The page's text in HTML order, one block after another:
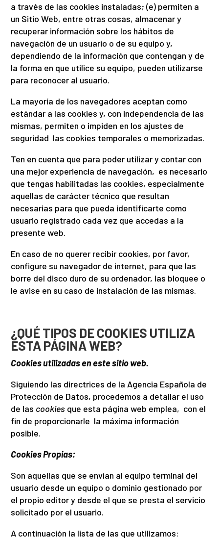
a través de las cookies instaladas; (e) permiten a
un Sitio Web, entre otras cosas, almacenar y
recuperar información sobre los hábitos de
navegación de un usuario o de su equipo y,
dependiendo de la información que contengan y de
la forma en que utilice su equipo, pueden utilizarse
para reconocer al usuario.
La mayoría de los navegadores aceptan como
estándar a las cookies y, con independencia de las
mismas, permiten o impiden en los ajustes de
seguridad las cookies temporales o memorizadas.
Ten en cuenta que para poder utilizar y contar con
una mejor experiencia de navegación, es necesario
que tengas habilitadas las cookies, especialmente
aquellas de carácter técnico que resultan
necesarias para que pueda identificarte como
usuario registrado cada vez que accedas a la
presente web.
En caso de no querer recibir cookies, por favor,
configure su navegador de internet, para que las
borre del disco duro de su ordenador, las bloquee o
le avise en su caso de instalación de las mismas.
¿QUÉ TIPOS DE COOKIES UTILIZA
ESTA PÁGINA WEB?
Cookies utilizadas en este sitio web.
Siguiendo las directrices de la Agencia Española de
Protección de Datos, procedemos a detallar el uso
de las cookies que esta página web emplea, con el
fin de proporcionarle la máxima información
posible.
Cookies Propias:
Son aquellas que se envían al equipo terminal del
usuario desde un equipo o dominio gestionado por
el propio editor y desde el que se presta el servicio
solicitado por el usuario.
A continuación la lista de las que utilizamos: